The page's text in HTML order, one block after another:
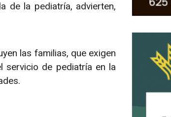
de la pediatría, advierten,
las familias, que exigen
servicio de pediatría en la